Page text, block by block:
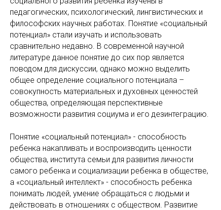
педагогических, психологический, лингвистических и
философских научных работах. Понятие «социальный
потенциал» стали изучать и использовать
сравнительно недавно. В современной научной
литературе данное понятие до сих пор является
поводом для дискуссии, однако можно выделить
общее определение социального потенциала –
совокупность материальных и духовных ценностей
общества, определяющая перспективные
возможности развития социума и его дезинтеграцию.
Понятие «социальный потенциал» - способность
ребенка накапливать и воспроизводить ценности
общества, института семьи для развития личности
самого ребенка и социализации ребенка в обществе,
а «социальный интеллект» - способность ребенка
понимать людей, умение обращаться с людьми и
действовать в отношениях с обществом. Развитие